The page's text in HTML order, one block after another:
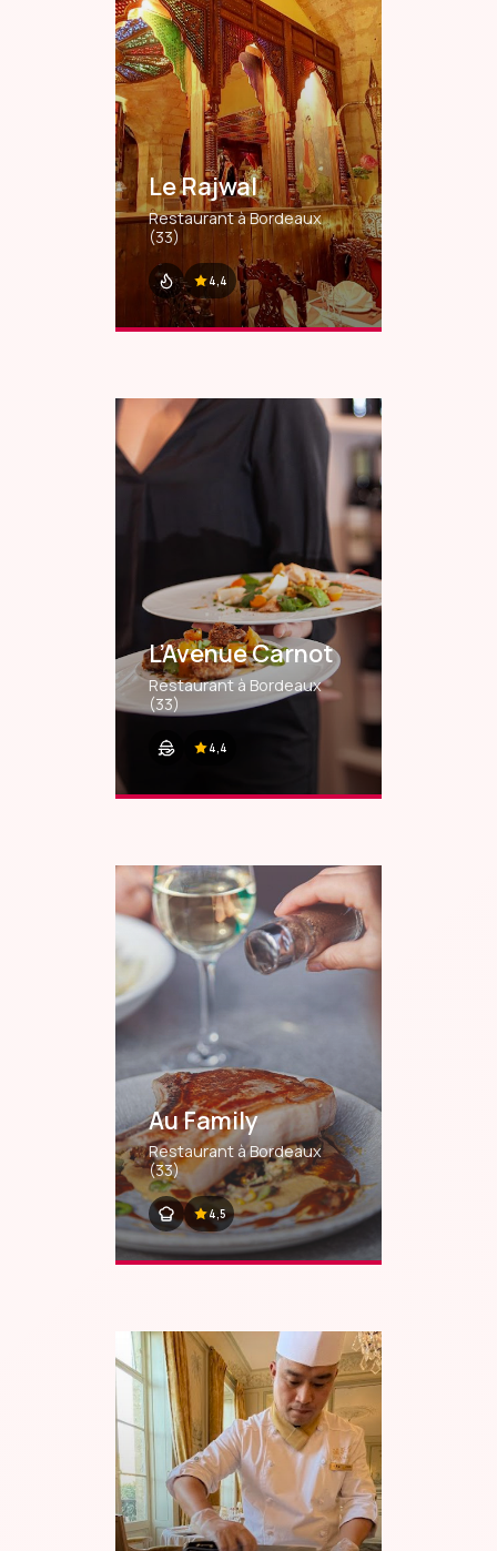
Le Rajwal
Restaurant à Bordeaux
(33)
4,4
L’Avenue Carnot
Restaurant à Bordeaux
(33)
4,4
Au Family
Restaurant à Bordeaux
(33)
4,5